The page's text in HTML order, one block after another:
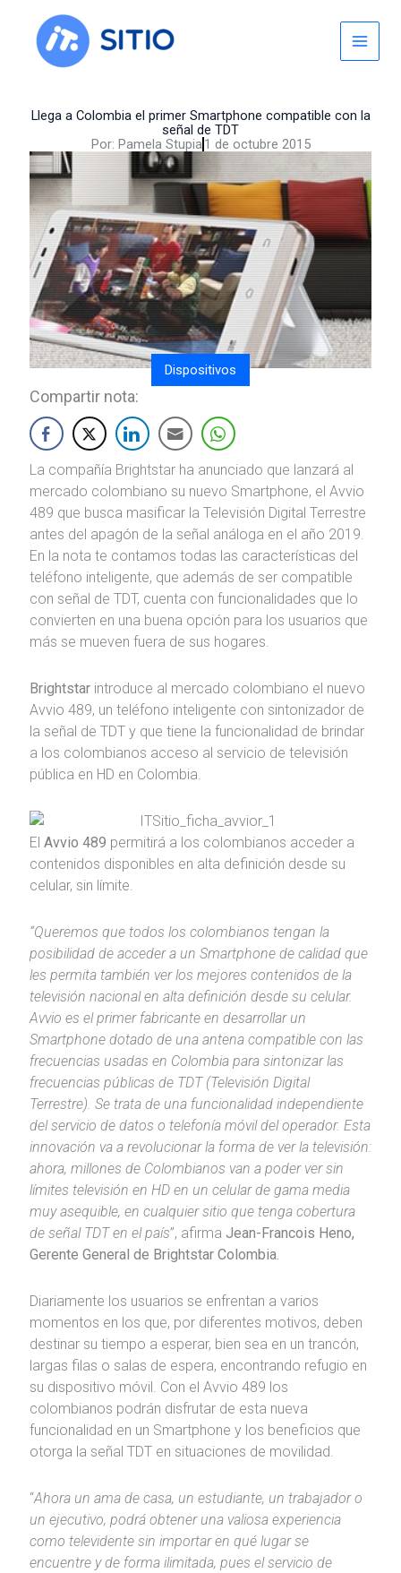
content
Llega a Colombia el primer Smartphone compatible con la
señal de TDT
Por: Pamela Stupia1 de octubre 2015
Dispositivos
Compartir nota:
La compañía Brightstar ha anunciado que lanzará al
mercado colombiano su nuevo Smartphone, el Avvio
489 que busca masificar la Televisión Digital Terrestre
antes del apagón de la señal análoga en el año 2019.
En la nota te contamos todas las características del
teléfono inteligente, que además de ser compatible
con señal de TDT, cuenta con funcionalidades que lo
convierten en una buena opción para los usuarios que
más se mueven fuera de sus hogares.
Brightstarintroduce al mercado colombiano el nuevo
Avvio 489, un teléfono inteligente con sintonizador de
la señal de TDT y que tiene la funcionalidad de brindar
a los colombianos acceso al servicio de televisión
pública en HD en Colombia.
El Avvio 489 permitirá a los colombianos acceder a
contenidos disponibles en alta definición desde su
celular, sin límite.
“Queremos que todos los colombianos tengan la
posibilidad de acceder a un Smartphone de calidad que
les permita también ver los mejores contenidos de la
televisión nacional en alta definición desde su celular.
Avvio es el primer fabricante en desarrollar un
Smartphone dotado de una antena compatible con las
frecuencias usadas en Colombia para sintonizar las
frecuencias públicas de TDT (Televisión Digital
Terrestre). Se trata de una funcionalidad independiente
del servicio de datos o telefonía móvil del operador. Esta
innovación va a revolucionar la forma de ver la televisión:
ahora, millones de Colombianos van a poder ver sin
límites televisión en HD en un celular de gama media
muy asequible, en cualquier sitio que tenga cobertura
de señal TDT en el país”, afirma Jean-Francois Heno,
Gerente General de Brightstar Colombia.
Diariamente los usuarios se enfrentan a varios
momentos en los que, por diferentes motivos, deben
destinar su tiempo a esperar, bien sea en un trancón,
largas filas o salas de espera, encontrando refugio en
su dispositivo móvil. Con el Avvio 489 los
colombianos podrán disfrutar de esta nueva
funcionalidad en un Smartphone y los beneficios que
otorga la señal TDT en situaciones de movilidad.
“Ahora un ama de casa, un estudiante, un trabajador o
un ejecutivo, podrá obtener una valiosa experiencia
como televidente sin importar en qué lugar se
encuentre y de forma ilimitada, pues el servicio de